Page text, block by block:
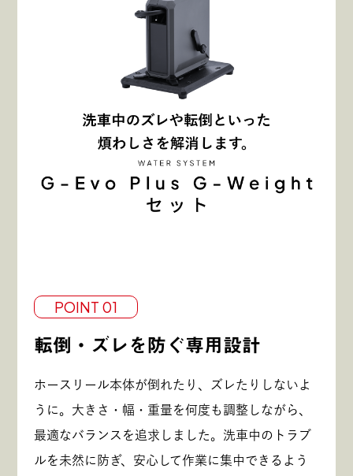
POINT 01
転倒・ズレを防ぐ専用設計
ホースリール本体が倒れたり、ズレたりしないよ
うに。大きさ・幅・重量を何度も調整しながら、
最適なバランスを追求しました。洗車中のトラブ
ルを未然に防ぎ、安心して作業に集中できるよう